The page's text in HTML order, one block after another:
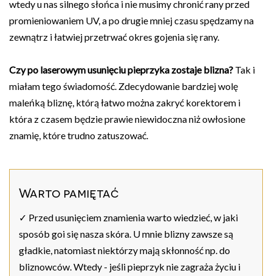
wtedy u nas silnego słońca i nie musimy chronić rany przed
promieniowaniem UV, a po drugie mniej czasu spędzamy na
zewnątrz i łatwiej przetrwać okres gojenia się rany.
Czy po laserowym usunięciu pieprzyka zostaje blizna? Tak i
miałam tego świadomość. Zdecydowanie bardziej wolę
maleńką bliznę, którą łatwo można zakryć korektorem i
która z czasem będzie prawie niewidoczna niż owłosione
znamię, które trudno zatuszować.
Warto pamiętać
✓ Przed usunięciem znamienia warto wiedzieć, w jaki
sposób goi się nasza skóra. U mnie blizny zawsze są
gładkie, natomiast niektórzy mają skłonność np. do
bliznowców. Wtedy - jeśli pieprzyk nie zagraża życiu i